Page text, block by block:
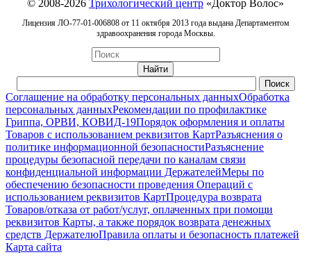
© 2008-2026 Трихологический центр «Доктор Волос»
Лицензия ЛО-77-01-006808 от 11 октября 2013 года выдана Департаментом
здравоохранения города Москвы.
Соглашение на обработку персональных данныхОбработка
персональных данныхРекомендации по профилактике
Гриппа, ОРВИ, КОВИД-19Порядок оформления и оплаты
Товаров с использованием реквизитов КартРазъяснения о
политике информационной безопасностиРазъяснение
процедуры безопасной передачи по каналам связи
конфиденциальной информации ДержателейМеры по
обеспечению безопасности проведения Операций с
использованием реквизитов КартПроцедура возврата
Товаров/отказа от работ/услуг, оплаченных при помощи
реквизитов Карты, а также порядок возврата денежных
средств ДержателюПравила оплаты и безопасность платежей
Карта сайта